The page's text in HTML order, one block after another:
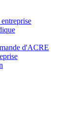
d'ACRE